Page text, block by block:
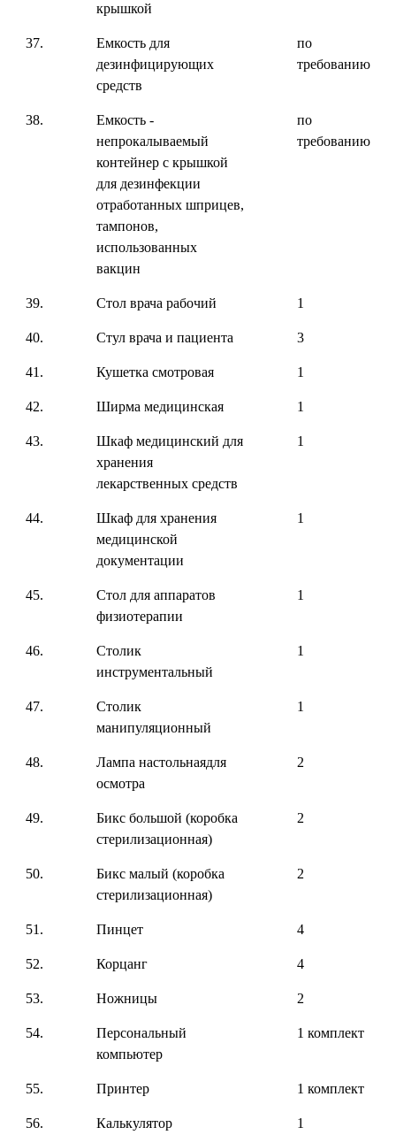
крышкой
37.
Емкость для
дезинфицирующих
средств
по
требованию
38.
Емкость -
непрокалываемый
контейнер с крышкой
для дезинфекции
отработанных шприцев,
тампонов,
использованных
вакцин
по
требованию
39. Стол врача рабочий 1
40. Стул врача и пациента 3
41. Кушетка смотровая 1
42. Ширма медицинская 1
43.
Шкаф медицинский для
хранения
лекарственных средств
1
44.
Шкаф для хранения
медицинской
документации
1
45.
Стол для аппаратов
физиотерапии
1
46.
Столик
инструментальный
1
47.
Столик
манипуляционный
1
48.
Лампа настольнаядля
осмотра
2
49.
Бикс большой (коробка
стерилизационная)
2
50.
Бикс малый (коробка
стерилизационная)
2
51. Пинцет 4
52. Корцанг 4
53. Ножницы 2
54.
Персональный
компьютер
1 комплект
55. Принтер 1 комплект
56. Калькулятор 1